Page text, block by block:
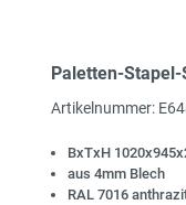
Paletten-
Artikelnummer:
BxTxH
aus 4mm Blech
RAL 7016